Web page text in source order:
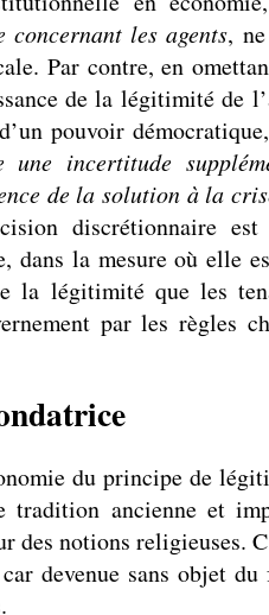
concernant les agents,
Par contre, en
de la légitimité de
pouvoir
une incertitude
de la solution à la
discrétionnaire
dans la mesure où elle
la légitimité que les
par les règles
du principe de
tradition ancienne et
des notions religieuses.
devenue sans objet